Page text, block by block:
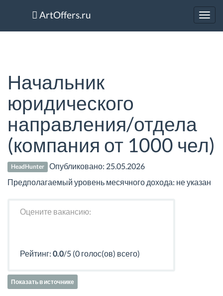
ArtOffers.ru
Начальник
юридического
направления/отдела
(компания от 1000 чел)
HeadHunter Опубликовано: 25.05.2026
Предполагаемый уровень месячного дохода: не указан
Оцените вакансию:
Рейтинг: 0.0/5 (0 голос(ов) всего)
Показать в источнике